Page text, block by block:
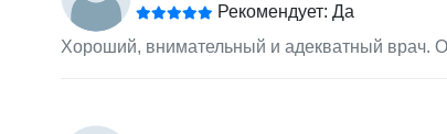
Рекомендует: Да
Хороший, внимательный и адекватный врач.